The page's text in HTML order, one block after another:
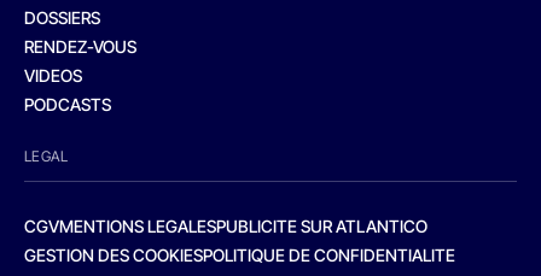
DOSSIERS
RENDEZ-VOUS
VIDEOS
PODCASTS
LEGAL
CGVMENTIONS LEGALESPUBLICITE SUR ATLANTICO
GESTION DES COOKIESPOLITIQUE DE CONFIDENTIALITE